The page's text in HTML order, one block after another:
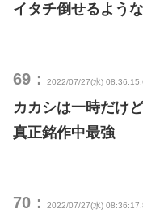
イタチ倒せるよう
69： 2022/07/27(水)
カカシは一時だけ
真正銘作中最強
70： 2022/07/27(水)